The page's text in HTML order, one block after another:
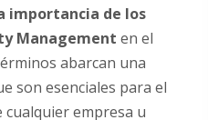
importancia de los
Management en el
abarcan una
son esenciales para el
empresa u